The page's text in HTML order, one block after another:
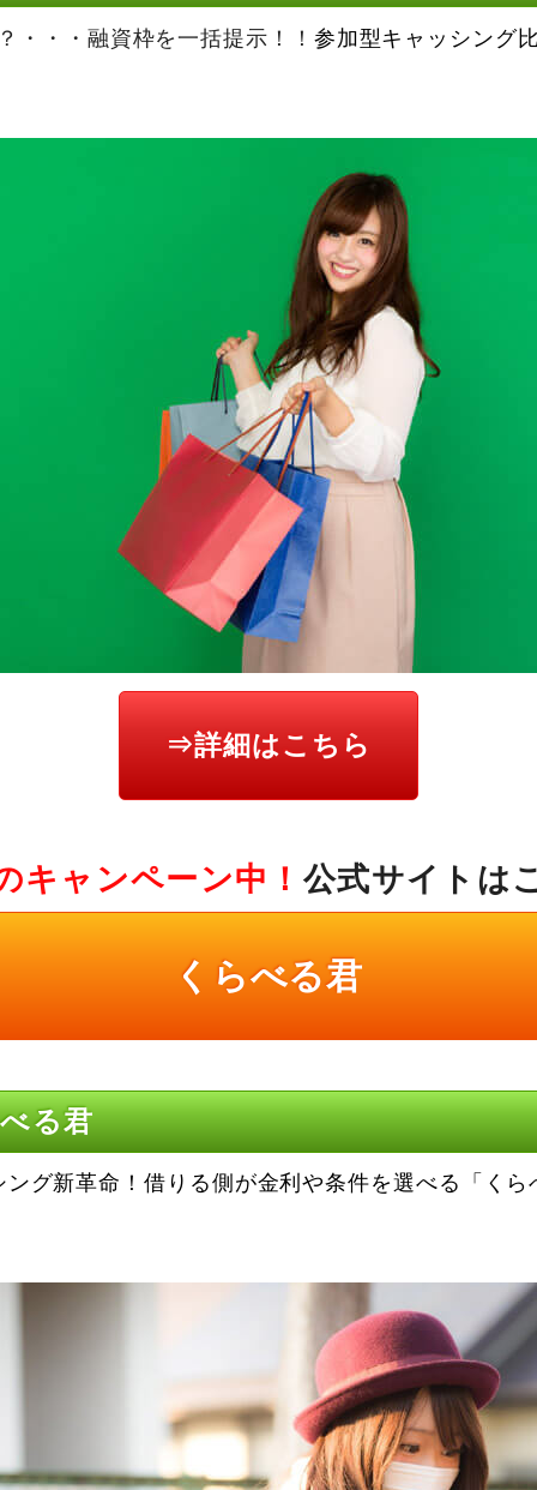
・・・融資枠を一括提示！！ 参加型キャッシング
⇒詳細はこちら
キャンペーン中！ 公式サイトは
くらべる君
る君
ング新革命！借りる側が金利や条件を選べる「くら